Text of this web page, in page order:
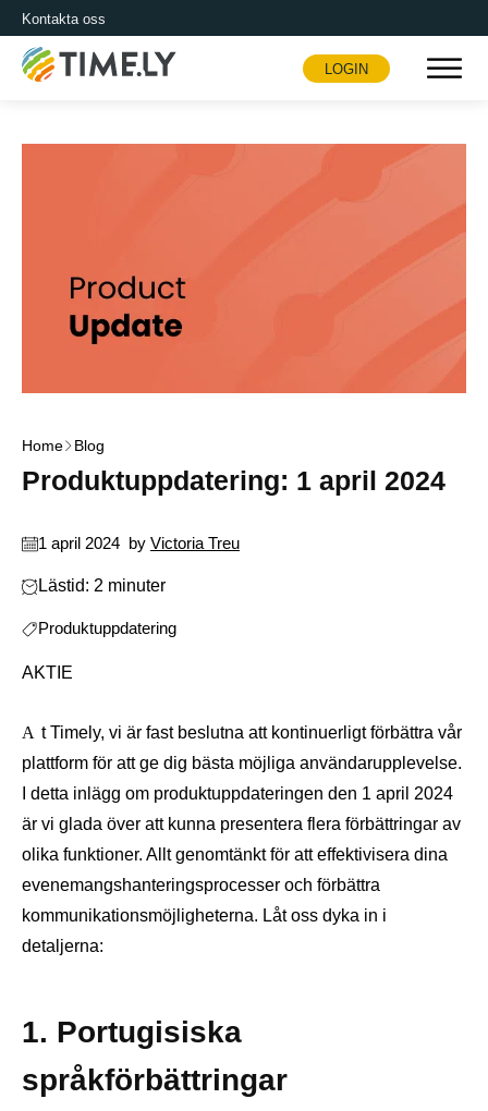
Kontakta oss
Timely
LOGIN
Home Blog
Produktuppdatering: 1 april 2024
1 april 2024 by Victoria Treu
Lästid: 2 minuter
Produktuppdatering
AKTIE
At Timely, vi är fast beslutna att kontinuerligt förbättra vår
plattform för att ge dig bästa möjliga användarupplevelse.
I detta inlägg om produktuppdateringen den 1 april 2024
är vi glada över att kunna presentera flera förbättringar av
olika funktioner. Allt genomtänkt för att effektivisera dina
evenemangshanteringsprocesser och förbättra
kommunikationsmöjligheterna. Låt oss dyka in i
detaljerna:
1. Portugisiska
språkförbättringar